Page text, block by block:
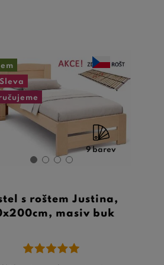
Sleva
9 barev
s roštem Justina,
masiv buk